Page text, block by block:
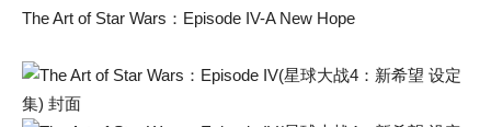
The Art of Star Wars：Episode IV-A New Hope